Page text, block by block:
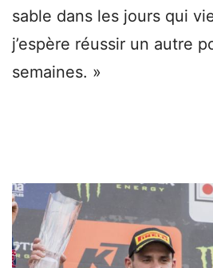
sable dans les jours qui
j’espère réussir un autre
semaines. »